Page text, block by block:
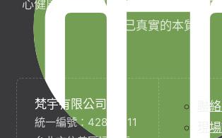
心健康，協助完成生命目標與實現靈
自己真實的本質。
梵宇有限公司
統一編號：42854211
聯
現